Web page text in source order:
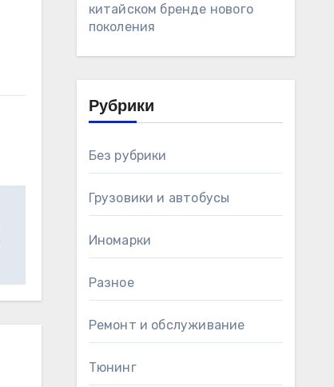
китайском бренде нового
поколения
Рубрики
Без рубрики
Грузовики и автобусы
Иномарки
Разное
Ремонт и обслуживание
Тюнинг